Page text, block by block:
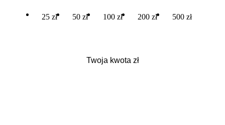
25 zł 50 zł 100 zł 200 zł 500 zł